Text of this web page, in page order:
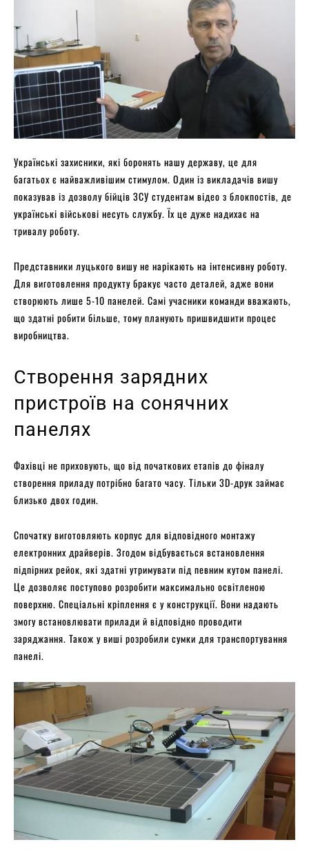
Українські захисники, які боронять нашу державу, це для
багатьох є найважливішим стимулом. Один із викладачів вишу
показував із дозволу бійців ЗСУ студентам відео з блокпостів, де
українські військові несуть службу. Їх це дуже надихає на
тривалу роботу.
Представники луцького вишу не нарікають на інтенсивну роботу.
Для виготовлення продукту бракує часто деталей, адже вони
створюють лише 5-10 панелей. Самі учасники команди вважають,
що здатні робити більше, тому планують пришвидшити процес
виробництва.
Створення зарядних
пристроїв на сонячних
панелях
Фахівці не приховують, що від початкових етапів до фіналу
створення приладу потрібно багато часу. Тільки 3D-друк займає
близько двох годин.
Спочатку виготовляють корпус для відповідного монтажу
електронних драйверів. Згодом відбувається встановлення
підпірних рейок, які здатні утримувати під певним кутом панелі.
Це дозволяє поступово розробити максимально освітленою
поверхню. Спеціальні кріплення є у конструкції. Вони надають
змогу встановлювати прилади й відповідно проводити
заряджання. Також у виші розробили сумки для транспортування
панелі.